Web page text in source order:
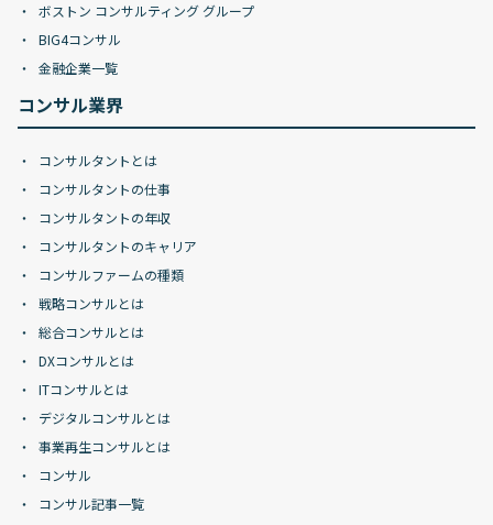
ボストン コンサルティング グループ
BIG4コンサル
金融企業一覧
コンサル業界
コンサルタントとは
コンサルタントの仕事
コンサルタントの年収
コンサルタントのキャリア
コンサルファームの種類
戦略コンサルとは
総合コンサルとは
DXコンサルとは
ITコンサルとは
デジタルコンサルとは
事業再生コンサルとは
コンサル
コンサル記事一覧